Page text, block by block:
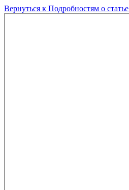
Вернуться к Подробностям о статье